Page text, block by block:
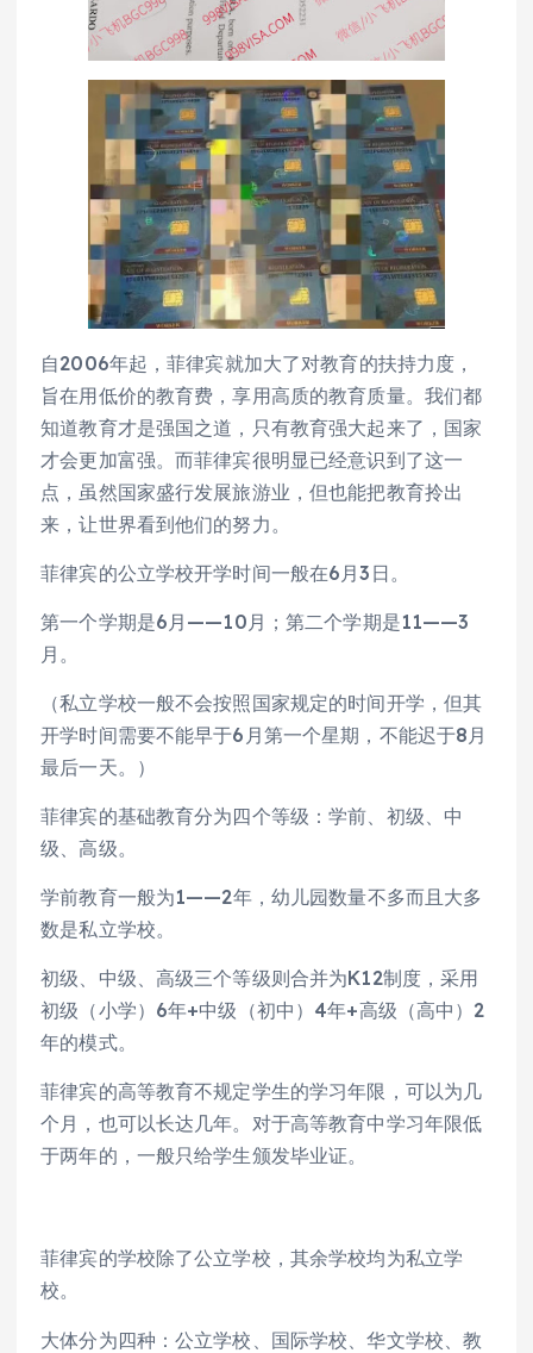
自2006年起，菲律宾就加大了对教育的扶持力度，
旨在用低价的教育费，享用高质的教育质量。我们都
知道教育才是强国之道，只有教育强大起来了，国家
才会更加富强。而菲律宾很明显已经意识到了这一
点，虽然国家盛行发展旅游业，但也能把教育拎出
来，让世界看到他们的努力。
菲律宾的公立学校开学时间一般在6月3日。
第一个学期是6月——10月；第二个学期是11——3
月。
（私立学校一般不会按照国家规定的时间开学，但其
开学时间需要不能早于6月第一个星期，不能迟于8月
最后一天。）
菲律宾的基础教育分为四个等级：学前、初级、中
级、高级。
学前教育一般为1——2年，幼儿园数量不多而且大多
数是私立学校。
初级、中级、高级三个等级则合并为K12制度，采用
初级（小学）6年+中级（初中）4年+高级（高中）2
年的模式。
菲律宾的高等教育不规定学生的学习年限，可以为几
个月，也可以长达几年。对于高等教育中学习年限低
于两年的，一般只给学生颁发毕业证。
菲律宾的学校除了公立学校，其余学校均为私立学
校。
大体分为四种：公立学校、国际学校、华文学校、教